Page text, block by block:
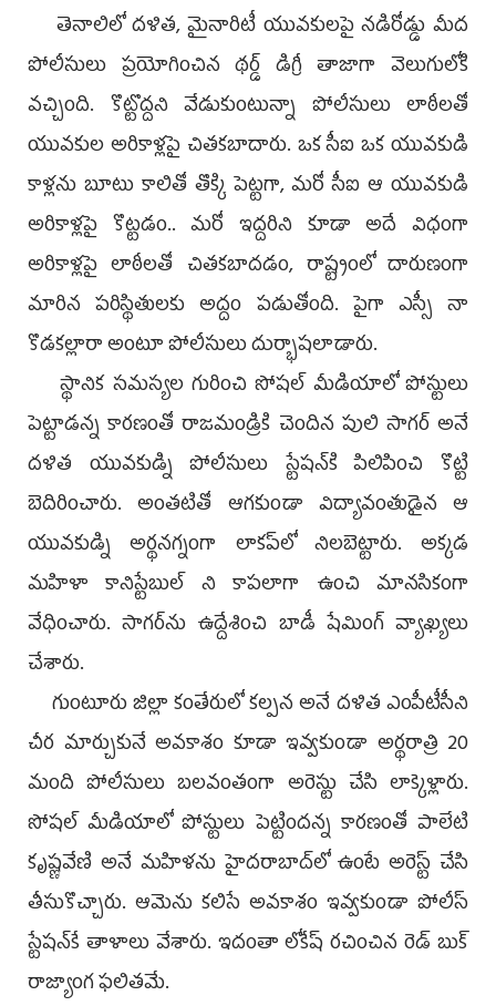
తెనాలిలో దళిత, మైనారిటీ యువకులపై నడిరోడ్డు మీద
పోలీసులు ప్రయోగించిన థర్డ్‌ డిగ్రీ తాజాగా వెలుగులోకి
వచ్చింది. కొట్టొద్దని వేడుకుంటున్నా పోలీసులు లాఠీలతో
యువకుల అరికాళ్లపై చితకబాదారు. ఒక సీఐ ఒక యువకుడి
కాళ్లను బూటు కాలితో తొక్కి పెట్టగా, మరో సీఐ ఆ యువకుడి
అరికాళ్లపై కొట్టడం.. మరో ఇద్దరిని కూడా అదే విధంగా
అరికాళ్లపై లాఠీలతో చితకబాదడం, రాష్ట్రంలో దారుణంగా
మారిన పరిస్థితులకు అద్దం పడుతోంది. పైగా ఎస్సీ నా
కొడకల్లారా అంటూ పోలీసులు దుర్భాషలాడారు.
స్థానిక సమస్యల గురించి సోషల్‌ మీడియాలో పోస్టులు
పెట్టాడన్న కారణంతో రాజమండ్రికి చెందిన పులి సాగర్‌ అనే
దళిత యువకుడ్ని పోలీసులు స్టేషన్‌కి పిలిపించి కొట్టి
బెదిరించారు. అంతటితో ఆగకుండా విద్యావంతుడైన ఆ
యువకుడ్ని అర్థనగ్నంగా లాకప్‌లో నిలబెట్టారు. అక్కడ
మహిళా కానిస్టేబుల్‌ ని కాపలాగా ఉంచి మానసికంగా
వేధించారు. సాగర్‌ను ఉద్దేశించి బాడీ షేమింగ్‌ వ్యాఖ్యలు
చేశారు.
గుంటూరు జిల్లా కంతేరులో కల్పన అనే దళిత ఎంపీటీసీని
చీర మార్చుకునే అవకాశం కూడా ఇవ్వకుండా అర్థరాత్రి 20
మంది పోలీసులు బలవంతంగా అరెస్టు చేసి లాక్కెళ్లారు.
సోషల్‌ మీడియాలో పోస్టులు పెట్టిందన్న కారణంతో పాలేటి
కృష్ణవేణి అనే మహిళను హైదరాబాద్‌లో ఉంటే అరెస్ట్‌ చేసి
తీసుకొచ్చారు. ఆమెను కలిసే అవకాశం ఇవ్వకుండా పోలీస్‌
స్టేషన్‌కే తాళాలు వేశారు. ఇదంతా లోకేష్‌ రచించిన రెడ్‌ బుక్‌
రాజ్యాంగ ఫలితమే.